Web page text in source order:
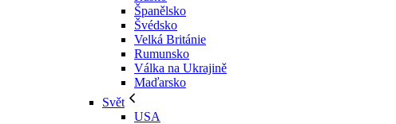
Španělsko
Švédsko
Velká Británie
Rumunsko
Válka na Ukrajině
Maďarsko
Svět
USA